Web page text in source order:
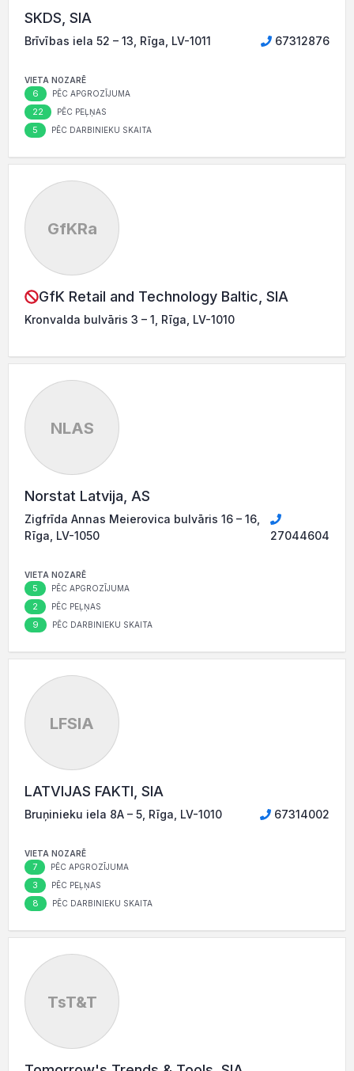
SKDS, SIA
Brīvības iela 52 – 13, Rīga, LV-1011 67312876
VIETA NOZARĒ
6 PĒC APGROZĪJUMA
22 PĒC PEĻŅAS
5 PĒC DARBINIEKU SKAITA
GfKRa
GfK Retail and Technology Baltic, SIA
Kronvalda bulvāris 3 – 1, Rīga, LV-1010
NLAS
Norstat Latvija, AS
Zigfrīda Annas Meierovica bulvāris 16 – 16,
Rīga, LV-1050
27044604
VIETA NOZARĒ
5 PĒC APGROZĪJUMA
2 PĒC PEĻŅAS
9 PĒC DARBINIEKU SKAITA
LFSIA
LATVIJAS FAKTI, SIA
Bruņinieku iela 8A – 5, Rīga, LV-1010 67314002
VIETA NOZARĒ
7 PĒC APGROZĪJUMA
3 PĒC PEĻŅAS
8 PĒC DARBINIEKU SKAITA
TsT&T